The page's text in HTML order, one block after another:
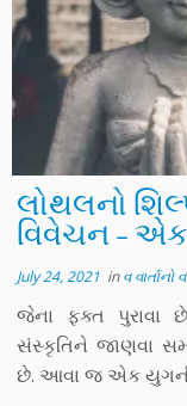
લોથલનો
વિવેચન –
July 24, 2021 inવ વાર્તાનો વ
જેના ફક્ત પુરાવા
સંસ્કૃતિને જાણવા
છે. આવા જ એક યુગની